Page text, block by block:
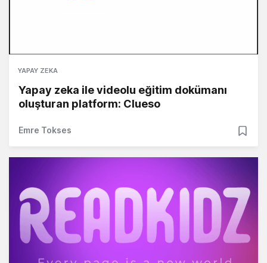
YAPAY ZEKA
Yapay zeka ile videolu eğitim dokümanı
oluşturan platform: Clueso
Emre Tokses